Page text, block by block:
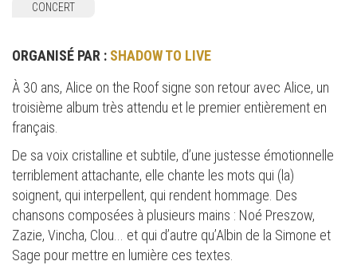
CONCERT
ORGANISÉ PAR : SHADOW TO LIVE
À 30 ans, Alice on the Roof signe son retour avec Alice, un
troisième album très attendu et le premier entièrement en
français.
De sa voix cristalline et subtile, d’une justesse émotionnelle
terriblement attachante, elle chante les mots qui (la)
soignent, qui interpellent, qui rendent hommage. Des
chansons composées à plusieurs mains : Noé Preszow,
Zazie, Vincha, Clou... et qui d’autre qu’Albin de la Simone et
Sage pour mettre en lumière ces textes.